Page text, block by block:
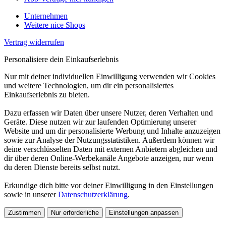
Unternehmen
Weitere nice Shops
Vertrag widerrufen
Personalisiere dein Einkaufserlebnis
Nur mit deiner individuellen Einwilligung verwenden wir Cookies
und weitere Technologien, um dir ein personalisiertes
Einkaufserlebnis zu bieten.
Dazu erfassen wir Daten über unsere Nutzer, deren Verhalten und
Geräte. Diese nutzen wir zur laufenden Optimierung unserer
Website und um dir personalisierte Werbung und Inhalte anzuzeigen
sowie zur Analyse der Nutzungsstatistiken. Außerdem können wir
deine verschlüsselten Daten mit externen Anbietern abgleichen und
dir über deren Online-Werbekanäle Angebote anzeigen, nur wenn
du deren Dienste bereits selbst nutzt.
Erkundige dich bitte vor deiner Einwilligung in den Einstellungen
sowie in unsererDatenschutzerklärung.
Zustimmen Nur erforderliche Einstellungen anpassen